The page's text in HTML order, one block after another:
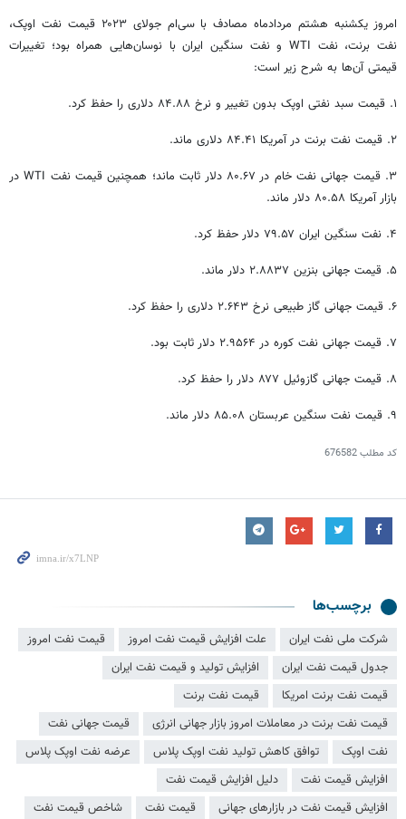
امروز یکشنبه هشتم مردادماه مصادف با سی‌ام جولای ۲۰۲۳ قیمت نفت اوپک،
نفت برنت
، نفت WTI و نفت سنگین ایران با نوسان‌هایی همراه بود؛ تغییرات
قیمتی آن‌ها به شرح زیر است:
۱. قیمت سبد نفتی اوپک بدون تغییر و نرخ ۸۴.۸۸ دلاری را حفظ کرد.
۲. قیمت نفت
برنت در آمریکا ۸۴.۴۱ دلاری ماند.
۳. قیمت جهانی نفت خام در ۸۰.۶۷ دلار ثابت ماند؛ همچنین قیمت نفت WTI در
بازار آمریکا ۸۰.۵۸ دلار ماند.
۴. نفت سنگین ایران ۷۹.۵۷ دلار حفظ کرد.
۵. قیمت جهانی بنزین ۲.۸۸۳۷ دلار ماند.
۶. قیمت جهانی گاز طبیعی نرخ ۲.۶۴۳ دلاری را حفظ کرد.
۷. قیمت جهانی نفت کوره در ۲.۹۵۶۴ دلار ثابت بود.
۸. قیمت جهانی گازوئیل ۸۷۷ دلار را حفظ کرد.
۹. قیمت نفت سنگین عربستان ۸۵.۰۸ دلار ماند.
کد مطلب676582
برچسب‌ها
شرکت ملی نفت ایران علت افزایش قیمت نفت امروز
قیمت نفت امروز
جدول قیمت نفت ایران
افزايش تولید و قیمت نفت ایران
قیمت نفت برنت امریکا
قیمت نفت برنت
قیمت نفت برنت در معاملات امروز بازار جهانی انرژی
قیمت جهانی نفت
نفت اوپک
توافق کاهش تولید نفت اوپک پلاس
عرضه نفت اوپک پلاس
افزایش قیمت نفت
دلیل افزایش قیمت نفت
افزایش قیمت نفت در بازارهای جهانی
قیمت نفت
شاخص قیمت نفت